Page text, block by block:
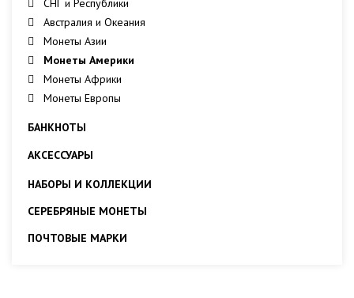
СНГ и Республики
Австралия и Океания
Монеты Азии
Монеты Америки
Монеты Африки
Монеты Европы
БАНКНОТЫ
АКСЕССУАРЫ
НАБОРЫ И КОЛЛЕКЦИИ
СЕРЕБРЯНЫЕ МОНЕТЫ
ПОЧТОВЫЕ МАРКИ